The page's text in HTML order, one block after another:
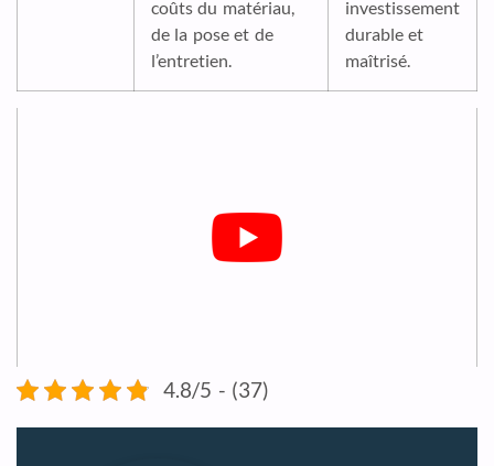
coûts du matériau,
de la pose et de
l’entretien.
investissement
durable et
maîtrisé.
4.8/5 - (37)